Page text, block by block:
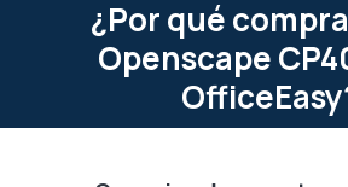
¿Por qué
Openscape